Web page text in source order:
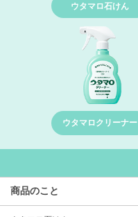
ウタマロ石けん
ウタマロクリーナー
商品のこと